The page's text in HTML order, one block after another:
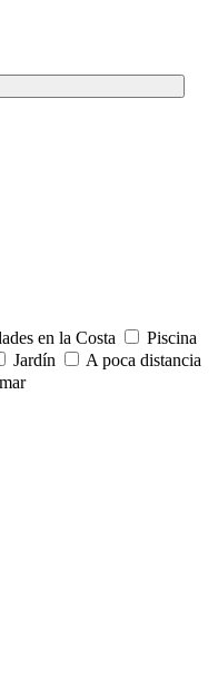
en la Costa
Piscina
Jardín
A poca distancia